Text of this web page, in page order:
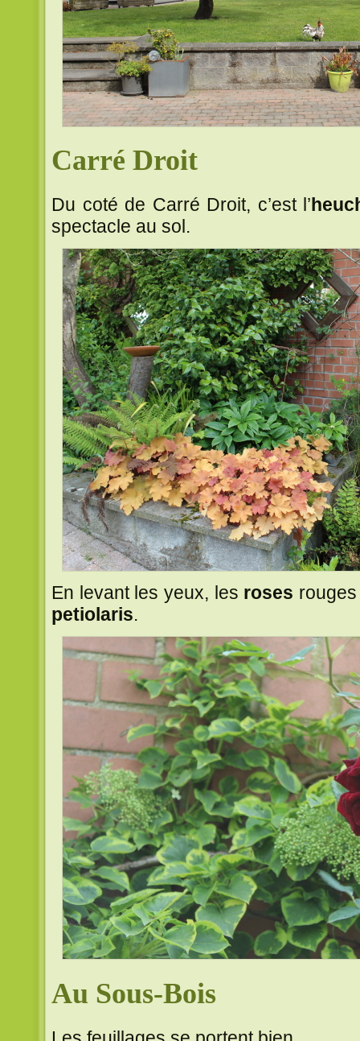
Carré Droit
Du coté de Carré Droit, c’est l’
spectacle au sol.
En levant les yeux, les roses rouges
petiolaris.
Au Sous-Bois